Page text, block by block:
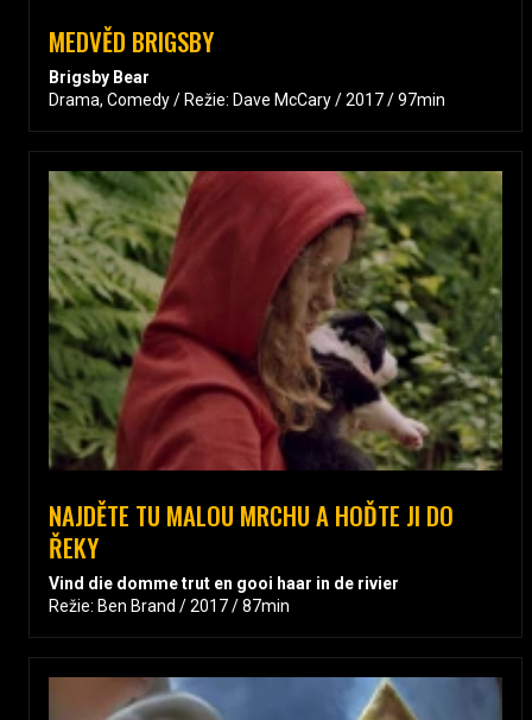
MEDVĚD BRIGSBY
Brigsby Bear
Drama, Comedy / Režie: Dave McCary / 2017 / 97min
NAJDĚTE TU MALOU MRCHU A HOĎTE JI DO
ŘEKY
Vind die domme trut en gooi haar in de rivier
Režie: Ben Brand / 2017 / 87min